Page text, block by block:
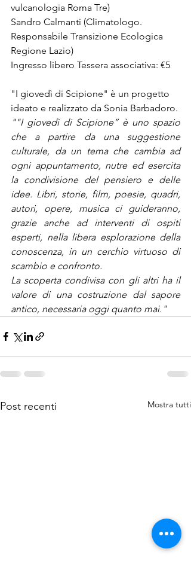
vulcanologia Roma Tre)
Sandro Calmanti (Climatologo.
Responsabile Transizione Ecologica
Regione Lazio)
Ingresso libero Tessera associativa: €5
"I giovedì di Scipione" è un progetto
ideato e realizzato da Sonia Barbadoro.
""I giovedì di Scipione” è uno spazio
che a partire da una suggestione
culturale, da un tema che cambia ad
ogni appuntamento, nutre ed esercita
la condivisione del pensiero e delle
idee. Libri, storie, film, poesie, quadri,
autori, opere, musica ci guideranno,
grazie anche ad interventi di ospiti
esperti, nella libera esplorazione della
conoscenza, in un cerchio virtuoso di
scambio e confronto.
La scoperta condivisa con gli altri ha il
valore di una costruzione dal sapore
antico, necessaria oggi quanto mai."
Post recenti Mostra tutti